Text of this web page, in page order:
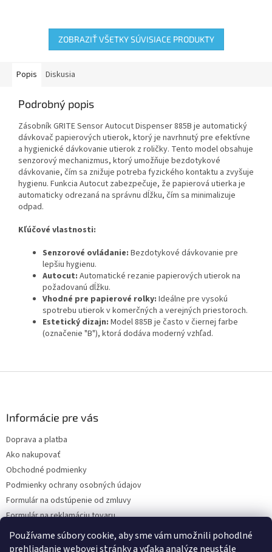
Používame súbory cookie, aby sme vám umožnili pohodlné
prehliadanie webovej stránky a vďaka analýze neustále
ZOBRAZIŤ VŠETKY SÚVISIACE PRODUKTY
Popis Diskusia
Podrobný popis
Zásobník GRITE Sensor Autocut Dispenser 885B je automatický
dávkovač papierových utierok, ktorý je navrhnutý pre efektívne
a hygienické dávkovanie utierok z roličky. Tento model obsahuje
senzorový mechanizmus, ktorý umožňuje bezdotykové
dávkovanie, čím sa znižuje potreba fyzického kontaktu a zvyšuje
hygienu. Funkcia Autocut zabezpečuje, že papierová utierka je
automaticky odrezaná na správnu dĺžku, čím sa minimalizuje
odpad.
Kľúčové vlastnosti:
Senzorové ovládanie: Bezdotykové dávkovanie pre
lepšiu hygienu.
Autocut: Automatické rezanie papierových utierok na
požadovanú dĺžku.
Vhodné pre papierové rolky: Ideálne pre vysokú
spotrebu utierok v komerčných a verejných priestoroch.
Estetický dizajn: Model 885B je často v čiernej farbe
(označenie "B"), ktorá dodáva moderný vzhľad.
Informácie pre vás
Doprava a platba
Ako nakupovať
Obchodné podmienky
Podmienky ochrany osobných údajov
Formulár na odstúpenie od zmluvy
Formulár na reklamáciu tovaru
Kontakty